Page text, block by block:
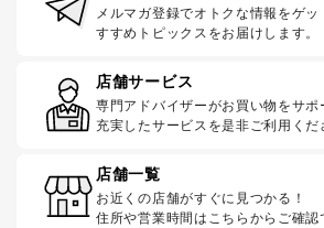
メルマガ登録でオトクな情報をゲッ
すすめトピックスをお届けします。
店舗サービス
専門アドバイザーがお買い物をサポ
充実したサービスを是非ご利用くだ
店舗一覧
お近くの店舗がすぐに見つかる！
住所や営業時間はこちらからご確認